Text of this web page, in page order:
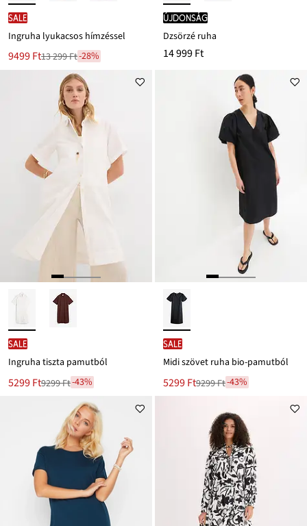
SALE
Ingruha lyukacsos hímzéssel
Új
ár
9499 Ft
Leárazva13 299 Ft-28%
újdonság
Dzsörzé ruha
14 999 Ft
SALE
Ingruha tiszta pamutból
Új
5299 Ft
Leárazva9299 Ft-43%
SALE
Midi szövet ruha bio-pamutból
Új
ár
5299 Ft
Leárazva9299 Ft-43%